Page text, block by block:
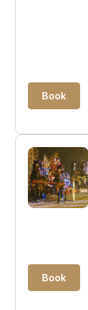
Book
Book